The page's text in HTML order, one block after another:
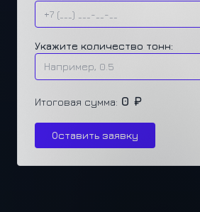
Укажите количество тонн:
Итоговая сумма: 0 ₽
Оставить заявку